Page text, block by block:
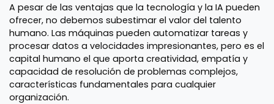
A pesar de las ventajas que la tecnología y la IA pueden
ofrecer, no debemos subestimar el valor del talento
humano. Las máquinas pueden automatizar tareas y
procesar datos a velocidades impresionantes, pero es el
capital humano el que aporta creatividad, empatía y
capacidad de resolución de problemas complejos,
características fundamentales para cualquier
organización.